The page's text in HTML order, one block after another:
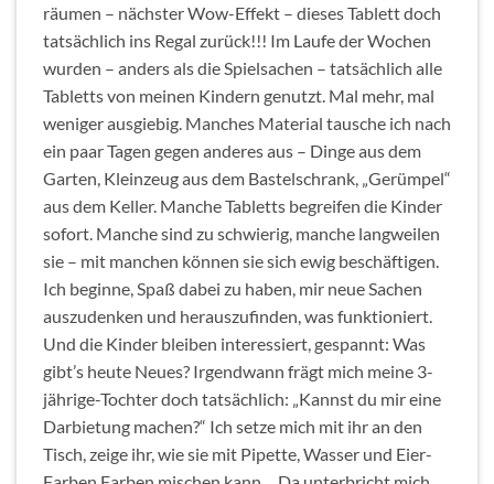
räumen – nächster Wow-Effekt – dieses Tablett doch
tatsächlich ins Regal zurück!!! Im Laufe der Wochen
wurden – anders als die Spielsachen – tatsächlich alle
Tabletts von meinen Kindern genutzt. Mal mehr, mal
weniger ausgiebig. Manches Material tausche ich nach
ein paar Tagen gegen anderes aus – Dinge aus dem
Garten, Kleinzeug aus dem Bastelschrank, „Gerümpel“
aus dem Keller. Manche Tabletts begreifen die Kinder
sofort. Manche sind zu schwierig, manche langweilen
sie – mit manchen können sie sich ewig beschäftigen.
Ich beginne, Spaß dabei zu haben, mir neue Sachen
auszudenken und herauszufinden, was funktioniert.
Und die Kinder bleiben interessiert, gespannt: Was
gibt’s heute Neues? Irgendwann frägt mich meine 3-
jährige-Tochter doch tatsächlich: „Kannst du mir eine
Darbietung machen?“ Ich setze mich mit ihr an den
Tisch, zeige ihr, wie sie mit Pipette, Wasser und Eier-